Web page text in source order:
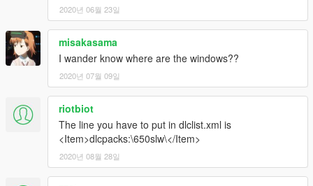
2020년 06월 23일
misakasama
I wander know where are the windows??
2020년 07월 09일
riotbiot
The line you have to put in dlclist.xml is
<Item>dlcpacks:\650slw\</Item>
2020년 08월 28일